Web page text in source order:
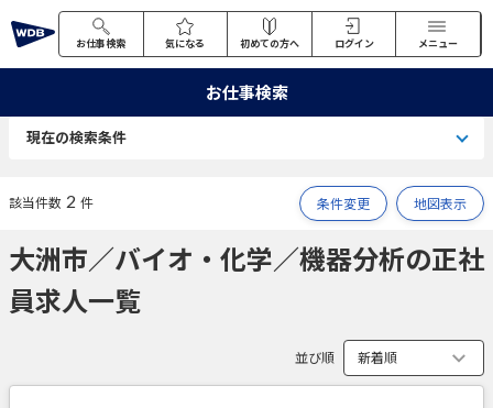
お仕事検索 気になる 初めての方へ ログイン メニュー
お仕事検索
現在の検索条件
該当件数 2 件 条件変更 地図表示
大洲市／バイオ・化学／機器分析の正社
員求人一覧
並び順